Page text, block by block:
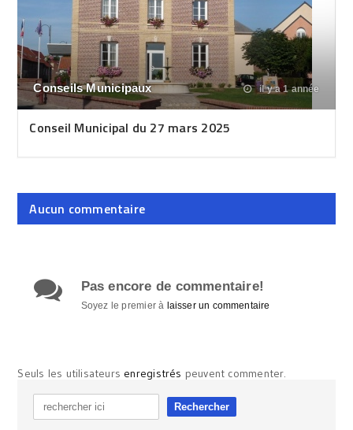
Conseils Municipaux il y a 1 année
Conseil Municipal du 27 mars 2025
Aucun commentaire
Pas encore de commentaire!
Soyez le premier à laisser un commentaire
Seuls les utilisateurs enregistrés peuvent commenter.